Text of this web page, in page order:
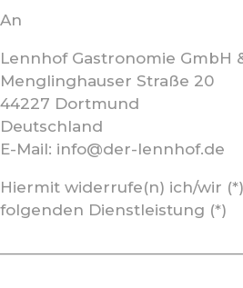
An
Lennhof Gastronomie GmbH
Menglinghauser Straße 20
44227 Dortmund
Deutschland
E-Mail: info@der-lennhof.de
Hiermit widerrufe(n) ich/wir
folgenden Dienstleistung (*)